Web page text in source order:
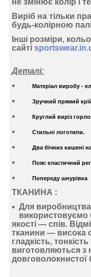
не змінює колір і
Виріб на тільки
будь-колірною
Інші розміри,
сайті
Деталі:
Матеріал виробу -
Зручний прямий
Круглий виріз
Стильні логотипи.
Два бічних кишені
Пояс еластичний
Попереду шнурівка
ТКАНИНА :
Для
використовуємо
якості — спів.
тканини — висока
гладкість, тонкість
виготовляються з
довговолокнистої